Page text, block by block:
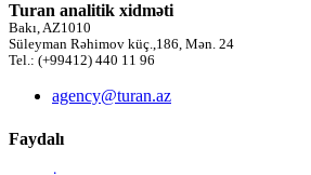
Turan analitik xidməti
Bakı, AZ1010
Süleyman Rəhimov küç.,186, Mən. 24
Tel.: (+99412) 440 11 96
agency@turan.az
Faydalı